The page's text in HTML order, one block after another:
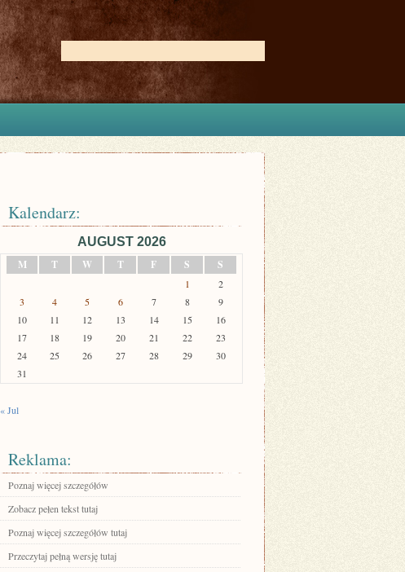
Kalendarz:
AUGUST 2026
M
T W T F S S
1
2
3
4 5 6 7 8
9
10
11 12 13 14 15
16
17
18 19 20 21 22
23
24
25 26 27 28 29
30
31
« Jul
Reklama:
Poznaj więcej szczegółów
Zobacz pełen tekst tutaj
Poznaj więcej szczegółów tutaj
Przeczytaj pełną wersję tutaj